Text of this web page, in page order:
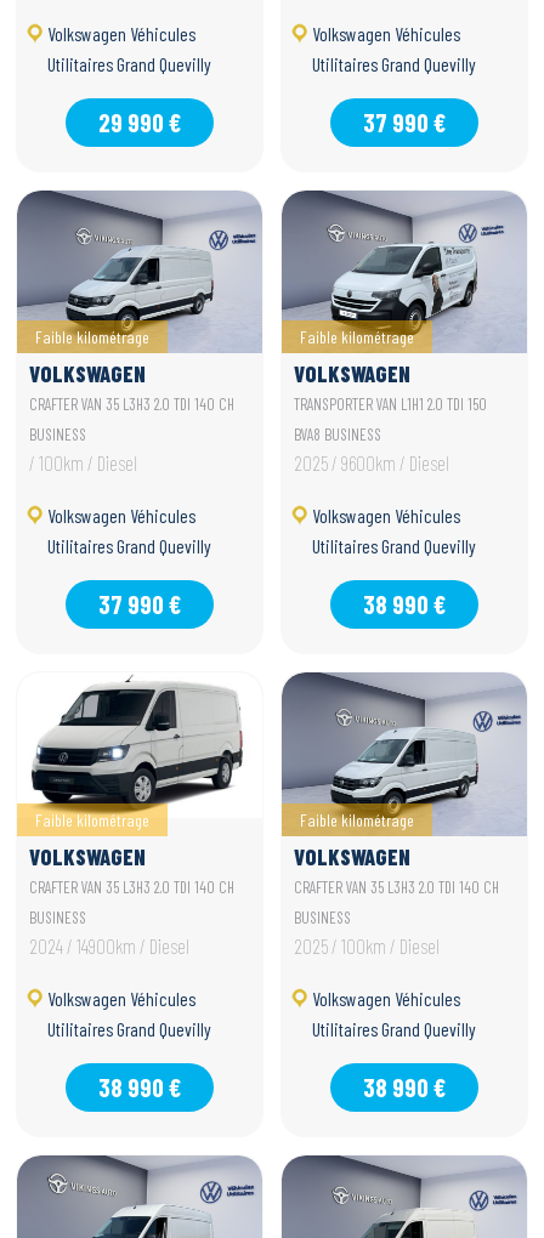
Volkswagen Véhicules
Utilitaires Grand Quevilly
29 990 €
Volkswagen Véhicules
Utilitaires Grand Quevilly
37 990 €
Faible kilométrage
VOLKSWAGEN
UTILITAIRES CRAFTER
VAN
CRAFTER VAN 35 L3H3 2.0 TDI 140 CH
BUSINESS
/ 100km / Diesel
Volkswagen Véhicules
Utilitaires Grand Quevilly
37 990 €
Faible kilométrage
VOLKSWAGEN
UTILITAIRES
TRANSPORTER VAN
TRANSPORTER VAN L1H1 2.0 TDI 150
BVA8 BUSINESS
2025 / 9600km / Diesel
Volkswagen Véhicules
Utilitaires Grand Quevilly
38 990 €
Faible kilométrage
VOLKSWAGEN
UTILITAIRES CRAFTER
VAN
CRAFTER VAN 35 L3H3 2.0 TDI 140 CH
BUSINESS
2024 / 14900km / Diesel
Volkswagen Véhicules
Utilitaires Grand Quevilly
38 990 €
Faible kilométrage
VOLKSWAGEN
UTILITAIRES CRAFTER
VAN
CRAFTER VAN 35 L3H3 2.0 TDI 140 CH
BUSINESS
2025 / 100km / Diesel
Volkswagen Véhicules
Utilitaires Grand Quevilly
38 990 €